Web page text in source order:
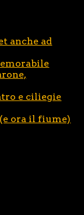
anche ad
e ciliegie
ora il fiume)